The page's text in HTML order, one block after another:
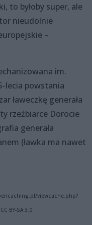
to byłoby super, ale
nieudolnie
–
im.
lecia powstania
ławeczkę generała
rzeźbiarce Dorocie
generała
(ławka ma nawet
viewcache.php?
BY-SA 3.0